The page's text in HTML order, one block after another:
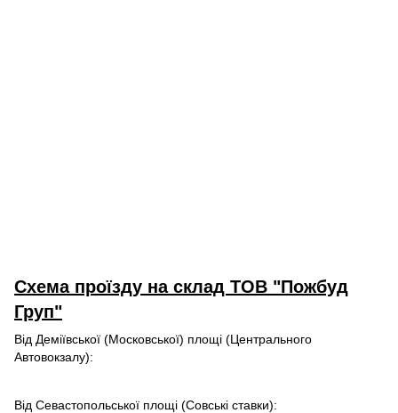
Схема проїзду на склад ТОВ "Пожбуд
Груп"
Від Деміївської (Московської) площі (Центрального
Автовокзалу):
Від Севастопольської площі (Совські ставки):